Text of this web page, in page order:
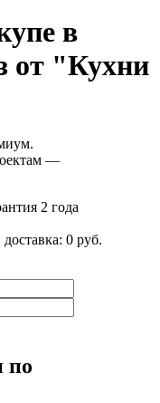
в
от "Кухни
—
2 года
0 руб.
по